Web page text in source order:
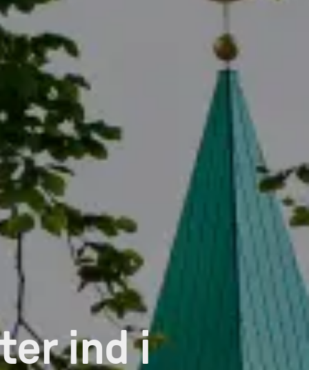
ind i